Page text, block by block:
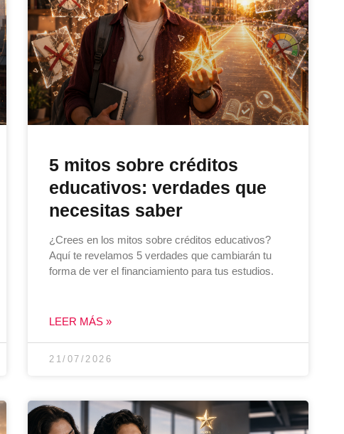
5 mitos sobre créditos
educativos: verdades que
necesitas saber
¿Crees en los mitos sobre créditos educativos?
Aquí te revelamos 5 verdades que cambiarán tu
forma de ver el financiamiento para tus estudios.
LEER MÁS »
21/07/2026